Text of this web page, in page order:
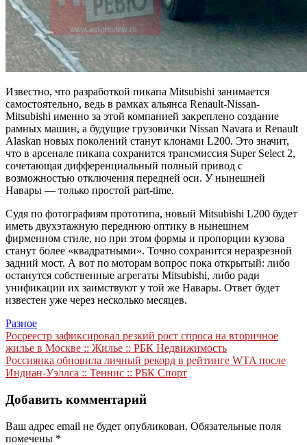
Известно, что разработкой пикапа Mitsubishi занимается
самостоятельно, ведь в рамках альянса Renault-Nissan-
Mitsubishi именно за этой компанией закреплено создание
рамных машин, а будущие грузовички Nissan Navara и Renault
Alaskan новых поколений станут клонами L200. Это значит,
что в арсенале пикапа сохранится трансмиссия Super Select 2,
сочетающая дифференциальный полный привод с
возможностью отключения передней оси. У нынешней
Навары — только простой part-time.
Судя по фотографиям прототипа, новый Mitsubishi L200 будет
иметь двухэтажную переднюю оптику в нынешнем
фирменном стиле, но при этом формы и пропорции кузова
станут более «квадратными». Точно сохранится неразрезной
задний мост. А вот по моторам вопрос пока открытый: либо
останутся собственные агрегаты Mitsubishi, либо ради
унификации их заимствуют у той же Навары. Ответ будет
известен уже через несколько месяцев.
Разное
Навигация
по
записям
Росреестр зафиксировал резкий рост спроса на вторичное
жилье в Москве :: Жилье :: РБК Недвижимость
Россиянка обновила личный рекорд в рейтинге WTA после
Индиан-Уэллса :: Теннис :: РБК Спорт
Добавить комментарий
Ваш адрес email не будет опубликован. Обязательные поля
помечены *